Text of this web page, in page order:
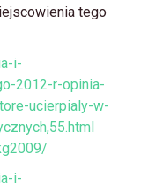
tego
i-
2012-r-opinia-
ucierpialy-w-
i-